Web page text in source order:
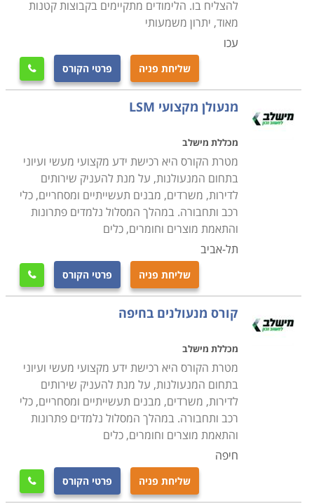
להצליח בו. הלימודים מתקיימים בקבוצות קטנות
מאוד, יתרון משמעותי
עכו
שליחת פניה פרטי הקורס 
מנעולן מקצועי LSM
מכללת מישלב
מטרת הקורס היא רכישת ידע מקצועי מעשי ועיוני
בתחום המנעולנות, על מנת להעניק שירותים
לדירות, משרדים, מבנים תעשייתיים ומסחריים, כלי
רכב ותחבורה. במהלך המסלול נלמדים פתרונות
והתאמת מוצרים וחומרים, כלים
תל-אביב
שליחת פניה פרטי הקורס 
קורס מנעולנים בחיפה
מכללת מישלב
מטרת הקורס היא רכישת ידע מקצועי מעשי ועיוני
בתחום המנעולנות, על מנת להעניק שירותים
לדירות, משרדים, מבנים תעשייתיים ומסחריים, כלי
רכב ותחבורה. במהלך המסלול נלמדים פתרונות
והתאמת מוצרים וחומרים, כלים
חיפה
שליחת פניה פרטי הקורס 